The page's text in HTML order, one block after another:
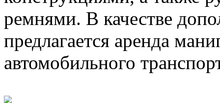
ремнями. В качестве
предлагается аренда
автомобильного